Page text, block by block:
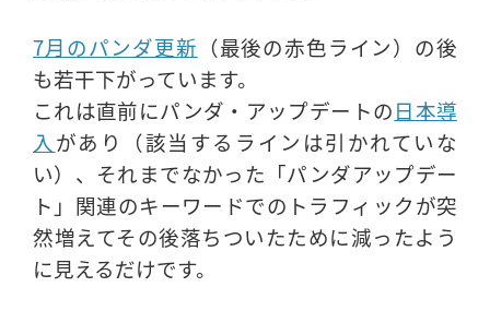
7月のパンダ更新 （最後の赤色ライン）の後
も若干下がっています。
これは直前にパンダ・アップデートの日本導
入 があり（該当するラインは引かれていな
い）、それまでなかった「パンダアップデー
ト」関連のキーワードでのトラフィックが突
然増えてその後落ちついたために減ったよう
に見えるだけです。